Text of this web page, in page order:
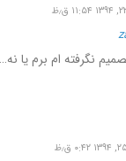
نگرفته ام برم یا